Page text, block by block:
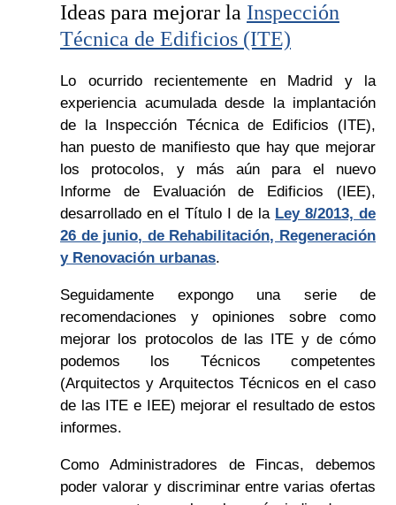
Ideas para mejorar la Inspección
Técnica de Edificios (ITE)
Lo ocurrido recientemente en Madrid y la
experiencia acumulada desde la implantación
de la Inspección Técnica de Edificios (ITE),
han puesto de manifiesto que hay que mejorar
los protocolos, y más aún para el nuevo
Informe de Evaluación de Edificios (IEE),
desarrollado en el Título I de la Ley 8/2013, de
26 de junio, de Rehabilitación, Regeneración
y Renovación urbanas.
Seguidamente expongo una serie de
recomendaciones y opiniones sobre como
mejorar los protocolos de las ITE y de cómo
podemos los Técnicos competentes
(Arquitectos y Arquitectos Técnicos en el caso
de las ITE e IEE) mejorar el resultado de estos
informes.
Como Administradores de Fincas, debemos
poder valorar y discriminar entre varias ofertas